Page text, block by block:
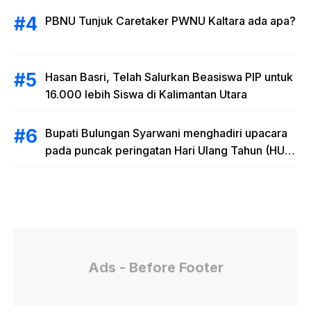
PBNU Tunjuk Caretaker PWNU Kaltara ada apa?
Hasan Basri, Telah Salurkan Beasiswa PIP untuk
16.000 lebih Siswa di Kalimantan Utara
Bupati Bulungan Syarwani menghadiri upacara
pada puncak peringatan Hari Ulang Tahun (HUT)
Ads - Before Footer